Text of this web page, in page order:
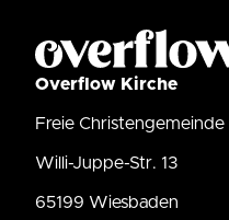
Overflow Kirche
Freie
Willi-Juppe-Str. 13
65199 Wiesbaden